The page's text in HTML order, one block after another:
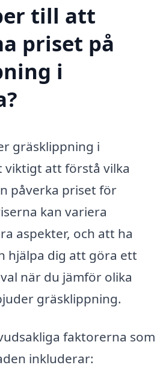
till att
priset på
i
gräsklippning i
viktigt att förstå vilka
påverka priset för
kan variera
aspekter, och att ha
hjälpa dig att göra ett
när du jämför olika
gräsklippning.
faktorerna som
inkluderar: